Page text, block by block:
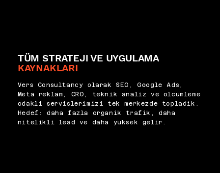
TÜM STRATEJI VE UYGULAMA
KAYNAKLARI
Vers Consultancy olarak SEO, Google Ads,
Meta reklam, CRO, teknik analiz ve olcumleme
odakli servislerimizi tek merkezde topladik.
Hedef: daha fazla organik trafik, daha
nitelikli lead ve daha yuksek gelir.